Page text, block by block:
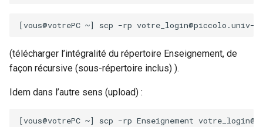
[vous@votrePC ~] scp −rp
(télécharger l’intégralité du répertoire Enseignement, de
façon récursive (sous-répertoire inclus) ).
Idem dans l’autre sens (upload) :
[vous@votrePC ~] scp −rp Enseignement